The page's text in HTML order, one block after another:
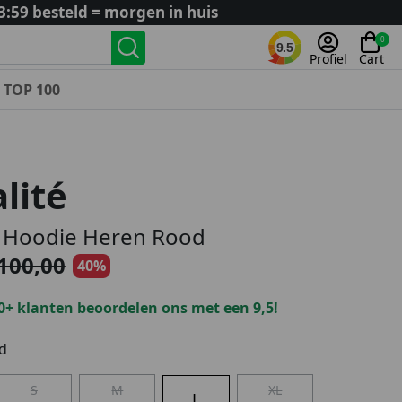
besteld = morgen in huis
9.5
Profiel
0
Cart
België
Engeland
Kroatië
TOP 100
Heren Rood
40%
klanten beoordelen ons met een 9,5!
S
M
XL